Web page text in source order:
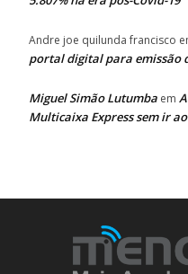
Andre joe quilunda francisco
portal digital para emissão
Miguel Simão Lutumba em
Multicaixa Express sem ir